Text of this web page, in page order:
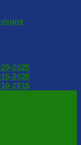
2025
2020
2015